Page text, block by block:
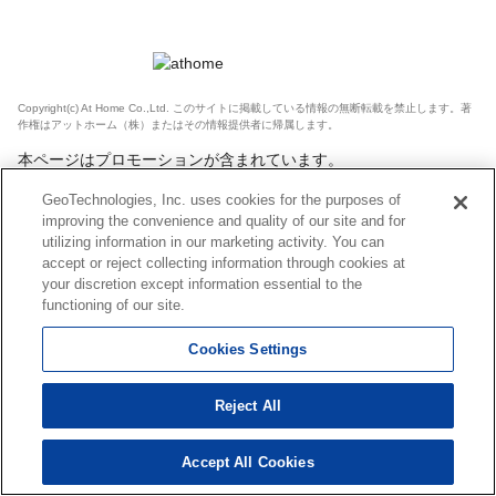
Copyright(c) At Home Co.,Ltd. このサイトに掲載している情報の無断転載を禁止します。著
作権はアットホーム（株）またはその情報提供者に帰属します。
本ページはプロモーションが含まれています。
GeoTechnologies, Inc. uses cookies for the purposes of
improving the convenience and quality of our site and for
utilizing information in our marketing activity. You can
accept or reject collecting information through cookies at
your discretion except information essential to the
functioning of our site.
Cookies Settings
Reject All
Accept All Cookies